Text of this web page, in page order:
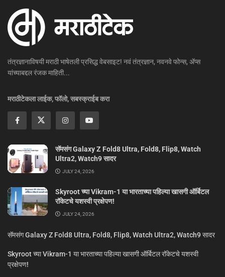
तंत्रज्ञानाविषयी मराठी भाषेतली प्रसिद्ध वेबसाइट! नवं तंत्रज्ञान, नवनवे फोन्स, ॲप्स
यांच्याबद्दल रंजक माहिती...
मराठीटेकला लाईक, फॉलो, सबस्क्राईब करा
सॅमसंग Galaxy Z Fold8 Ultra, Fold8, Flip8, Watch
Ultra2, Watch9 सादर
JULY 24, 2026
Skyroot च्या Vikram-1 या भारताच्या पहिल्या खासगी ऑर्बिटल
रॉकेटचे यशस्वी प्रक्षेपण!
JULY 24, 2026
सॅमसंग Galaxy Z Fold8 Ultra, Fold8, Flip8, Watch Ultra2, Watch9 सादर
Skyroot च्या Vikram-1 या भारताच्या पहिल्या खासगी ऑर्बिटल रॉकेटचे यशस्वी
प्रक्षेपण!